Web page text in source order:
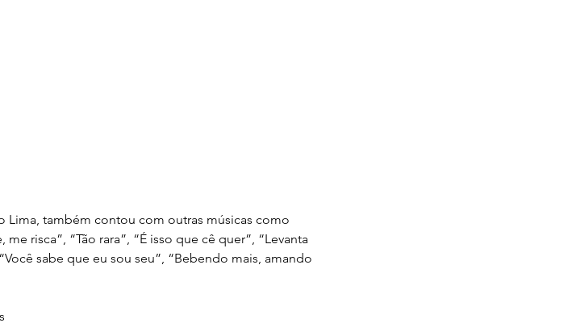
Lima, também contou com outras músicas como
risca”, “Tão rara”, “É isso que cê quer”, “Levanta
sabe que eu sou seu”, “Bebendo mais, amando